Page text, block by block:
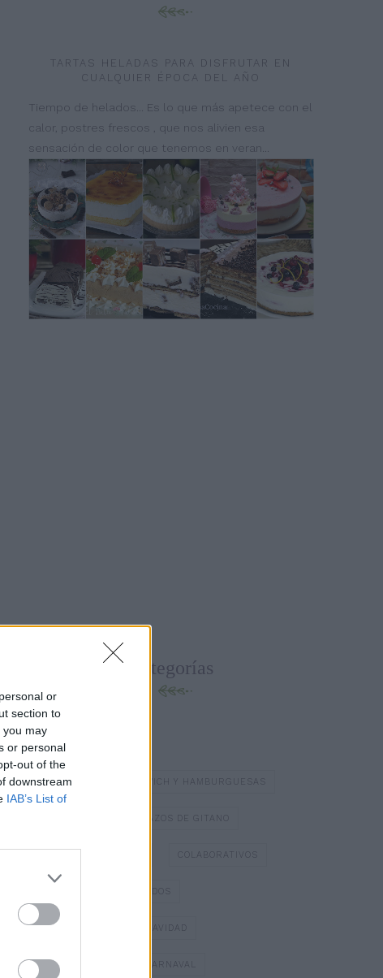
or
section to
you may
or personal
out of the
downstream
IAB’s List of
TARTAS HELADAS PARA DISFRUTAR EN
CUALQUIER ÉPOCA DEL AÑO
Tiempo de helados... Es lo que más apetece con el
calor, postres frescos , que nos alivien esa
sensación de color que tenemos en veran...
Categorías
BATIDOS Y ZUMOS
BOCADILLOS Y SÁNDWICH Y HAMBURGUESAS
BRAZOS DE GITANO
COLABORATIVOS
DULCES TÍPICOS DE NAVIDAD
DULCES TÍPICOS DE CARNAVAL